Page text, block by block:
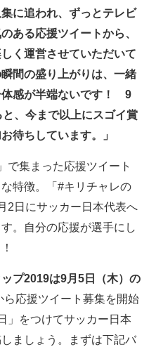
に追われ、ずっとテレビ
ある応援ツイートから、
く運営させていただいて
間の盛り上がりは、一緒
体感が半端ないです！ 9
、今まで以上にスゴイ賞
待ちしています。」
集まった応援ツイート
特徴。「#キリチャレの
2日にサッカー日本代表へ
。自分の応援が選手にし
プ2019は9月5日（木）の
ら応援ツイート募集を開始
」をつけてサッカー日本
ましょう。まずは下記バ